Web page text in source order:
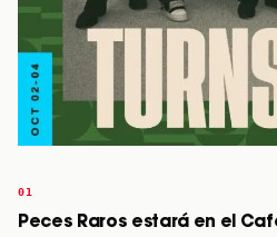
Peces Raros estará en el